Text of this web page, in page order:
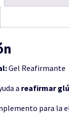
Gel Reafirmante
a reafirmar
para la